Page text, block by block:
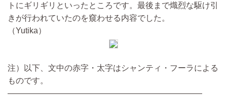
トにギリギリといったところです。最後まで熾烈な駆け引
きが行われていたのを窺わせる内容でした。
（Yutika）
注）以下、文中の赤字・太字はシャンティ・フーラによる
ものです。
————————————————————————